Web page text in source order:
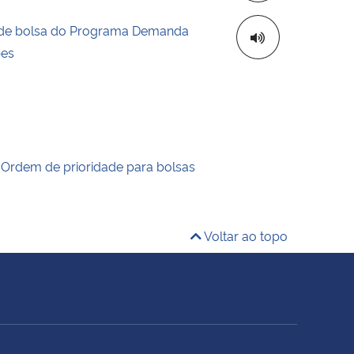
bolsa do Programa Demanda
de prioridade para bolsas
Voltar ao topo